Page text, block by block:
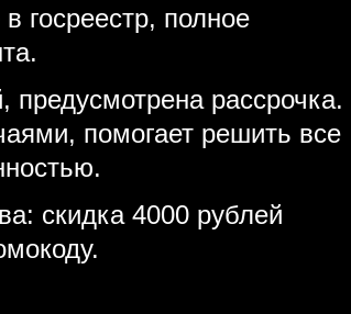
госреестр, полное
рассрочка.
помогает решить все
скидка 4000 рублей